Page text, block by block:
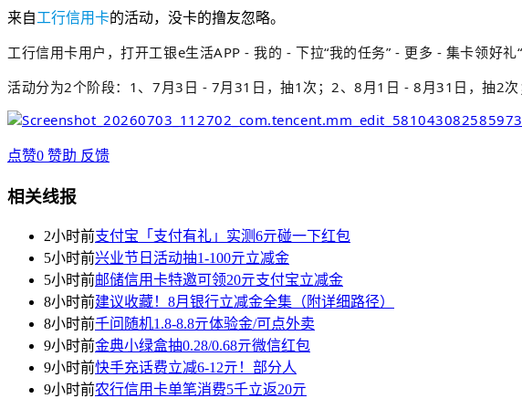
来自工行信用卡的活动，没卡的撸友忽略。
工行信用卡用户，打开工银e生活APP - 我的 - 下拉“我的任务” - 更多 - 集卡领好礼“
活动分为2个阶段：1、7月3日 - 7月31日，抽1次；2、8月1日 - 8月31日，抽2次
点赞0 赞助 反馈
相关线报
2小时前支付宝「支付有礼」实测6亓碰一下红包
5小时前兴业节日活动抽1-100亓立减金
5小时前邮储信用卡特邀可领20亓支付宝立减金
8小时前建议收藏！8月银行立减金全集（附详细路径）
8小时前千问随机1.8-8.8亓体验金/可点外卖
9小时前金典小绿盒抽0.28/0.68亓微信红包
9小时前快手充话费立减6-12亓！部分人
9小时前农行信用卡单笔消费5千立返20亓